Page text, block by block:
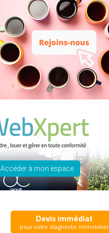
Accéder à mon espace
Devis immédiat
pour votre diagnostic immobilier